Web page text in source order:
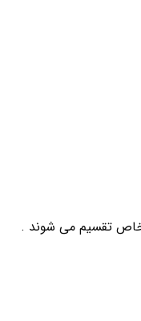
خاص تقسیم می شوند .